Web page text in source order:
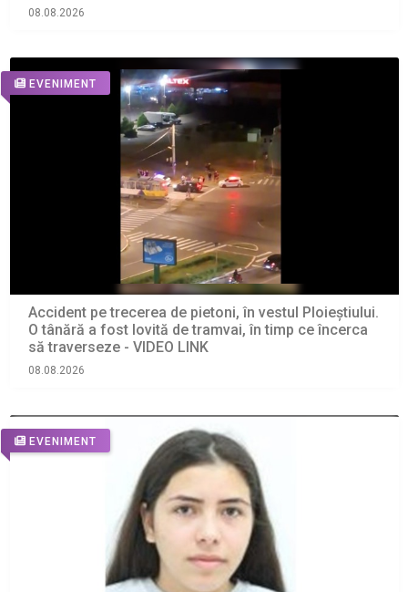
08.08.2026
EVENIMENT
Accident pe trecerea de pietoni, în vestul Ploieștiului.
O tânără a fost lovită de tramvai, în timp ce încerca
să traverseze - VIDEO LINK
08.08.2026
EVENIMENT